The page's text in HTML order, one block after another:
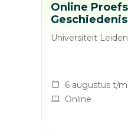
Online
Geschiedenis
Universiteit Leiden
6 augustus t/m
Online